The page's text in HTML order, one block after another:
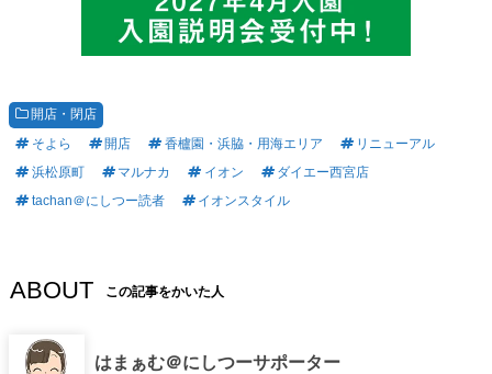
開店・閉店
そよら
開店 香櫨園・浜脇・用海エリア
リニューアル
浜松原町
マルナカ イオン
ダイエー西宮店
tachan＠にしつー読者
イオンスタイル
ABOUT この記事をかいた人
はまぁむ＠にしつーサポーター